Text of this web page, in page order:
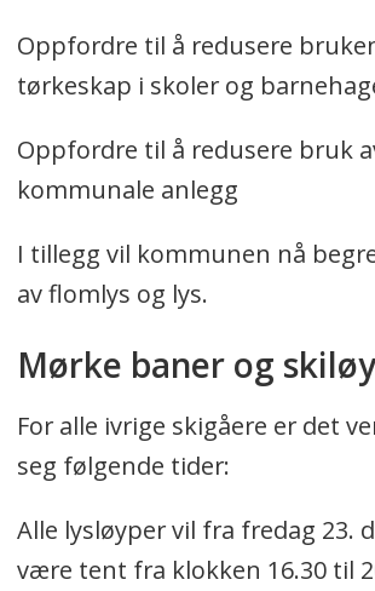
Oppfordre til å redusere
tørkeskap i skoler og
Oppfordre til å redusere bruk
kommunale anlegg
I tillegg vil kommunen nå
av flomlys og lys.
Mørke baner og
For alle ivrige skigåere er det
seg følgende tider:
Alle lysløyper vil fra fredag 23.
være tent fra klokken 16.30 til